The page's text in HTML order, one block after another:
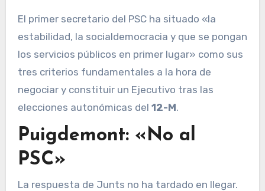
El primer secretario del PSC ha situado «la
estabilidad, la socialdemocracia y que se pongan
los servicios públicos en primer lugar» como sus
tres criterios fundamentales a la hora de
negociar y constituir un Ejecutivo tras las
elecciones autonómicas del 12-M.
Puigdemont: «No al
PSC»
La respuesta de Junts no ha tardado en llegar.